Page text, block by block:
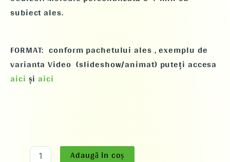
subiect ales.
FORMAT: conform pachetului ales , exemplu de
variantaVideo (slideshow/animat) puteți accesa
aici șiaici
Adaugă în coș